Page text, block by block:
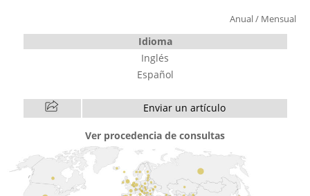
Anual/ Mensual
Idioma
Inglés
Español
Enviar un artículo
Ver procedencia de consultas